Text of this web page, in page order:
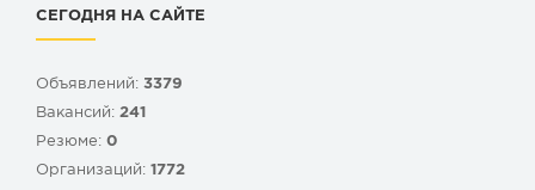
СЕГОДНЯ НА САЙТЕ
Объявлений: 3379
Вакансий: 241
Резюме: 0
Организаций: 1772